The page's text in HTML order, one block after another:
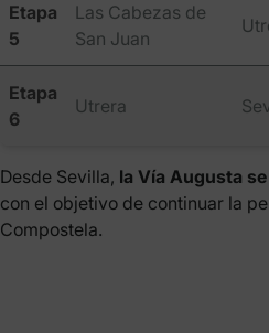
Etapa
5
Las Cabezas de
San Juan
Etapa
6
Utrera
Desde Sevilla, la Vía Augusta
con el objetivo de continuar la
Compostela.